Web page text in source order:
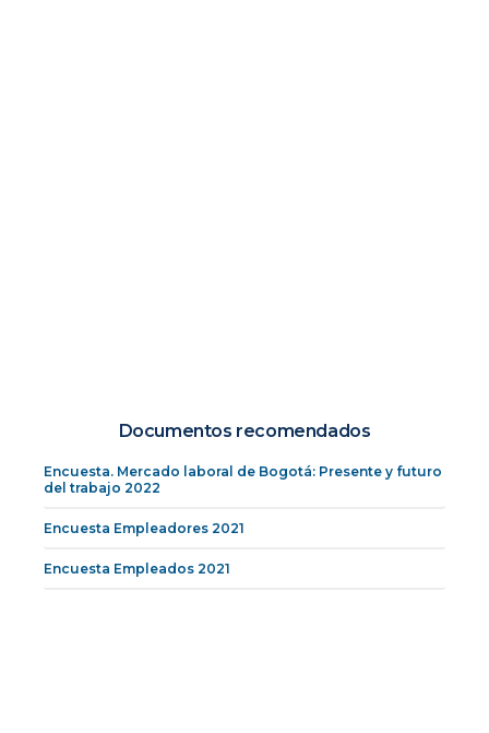
Documentos recomendados
Encuesta. Mercado laboral de Bogotá: Presente y futuro
del trabajo 2022
Encuesta Empleadores 2021
Encuesta Empleados 2021